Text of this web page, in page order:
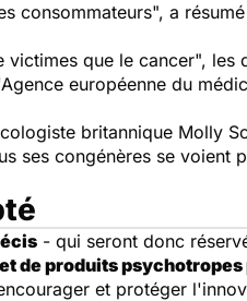
consommateurs", a
victimes que le cancer", les
européenne du
britannique Molly
ses congénères se voient
- qui seront donc
de produits psychotropes
et protéger